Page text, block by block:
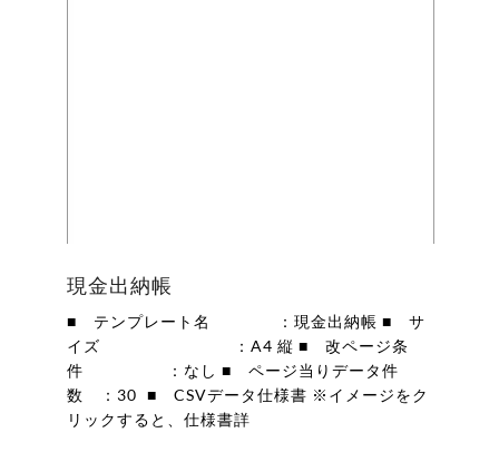
現金出納帳
■ テンプレート名 ：現金出納帳 ■ サ
イズ ：A4 縦 ■ 改ページ条
件 ：なし ■ ページ当りデータ件
数 ：30 ■ CSVデータ仕様書 ※イメージをク
リックすると、仕様書詳